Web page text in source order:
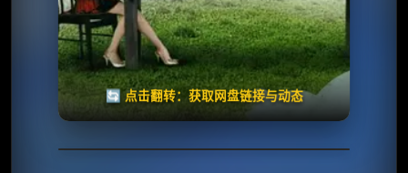
🔄 点击翻转：获取网盘链接与动态
失效请反馈
🧧️
天天领红包